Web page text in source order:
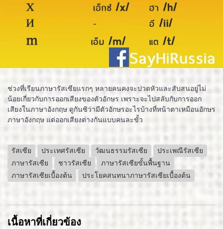
ช่วงที่เรียนภาษารัสเซียแรกๆ หลายคนคงจะปวดหัวและสับสนอยู่ไม่
น้อยเกี่ยวกับการออกเสียงของตัวอักษร เพราะจะไปสลับกับการออก
เสียงในภาษาอังกฤษ ดูกันซิว่ามีตัวอักษรอะไรบ้างที่หน้าตาเหมือนอักษร
ภาษาอังกฤษ แต่ออกเสียงต่างกันแบบคนละขั้ว
รัสเซีย ประเทศรัสเซีย วัฒนธรรมรัสเซีย
ประเพณีรัสเซีย
ภาษารัสเซีย
ชาวรัสเซีย
ภาษารัสเซียขั้นพื้นฐาน
ภาษารัสเซียเบื้องต้น
ประโยคสนทนาภาษารัสเซียเบื้องต้น
เนื้อหาที่เกี่ยวข้อง